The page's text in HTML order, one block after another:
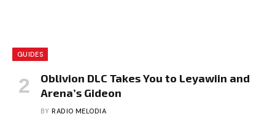
GUIDES
Oblivion DLC Takes You to Leyawiin and
Arena’s Gideon
BY RADIO MELODIA